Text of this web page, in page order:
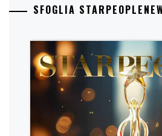
SFOGLIA